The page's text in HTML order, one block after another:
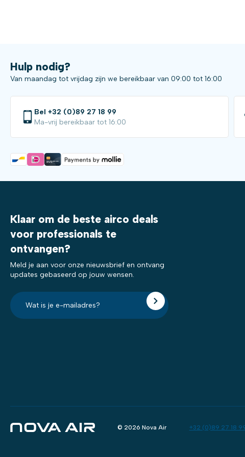
Hulp nodig?
Van maandag tot vrijdag zijn we bereikbaar van 09:00 tot 16:00
Bel +32 (0)89 27 18 99
Ma-vrij bereikbaar tot 16:00
Klaar om de beste airco deals
voor professionals te
ontvangen?
Meld je aan voor onze nieuwsbrief en ontvang
updates gebaseerd op jouw wensen.
E-
mailadres?
*
© 2026 Nova Air +32 (0)89 27 18